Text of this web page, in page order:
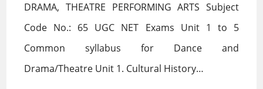
DRAMA, THEATRE PERFORMING ARTS Subject
Code No.: 65 UGC NET Exams Unit 1 to 5
Common syllabus for Dance and
Drama/Theatre Unit 1. Cultural History…